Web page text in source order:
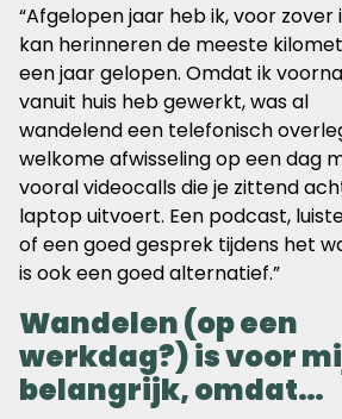
“Afgelopen jaar heb ik, voor zover
kan herinneren de meeste
een jaar gelopen. Omdat ik
vanuit huis heb gewerkt, was al
wandelend een telefonisch
welkome afwisseling op een dag
vooral videocalls die je zittend
laptop uitvoert. Een podcast,
of een goed gesprek tijdens het
is ook een goed alternatief.”
Wandelen (op een
werkdag?) is voor
belangrijk, omdat…